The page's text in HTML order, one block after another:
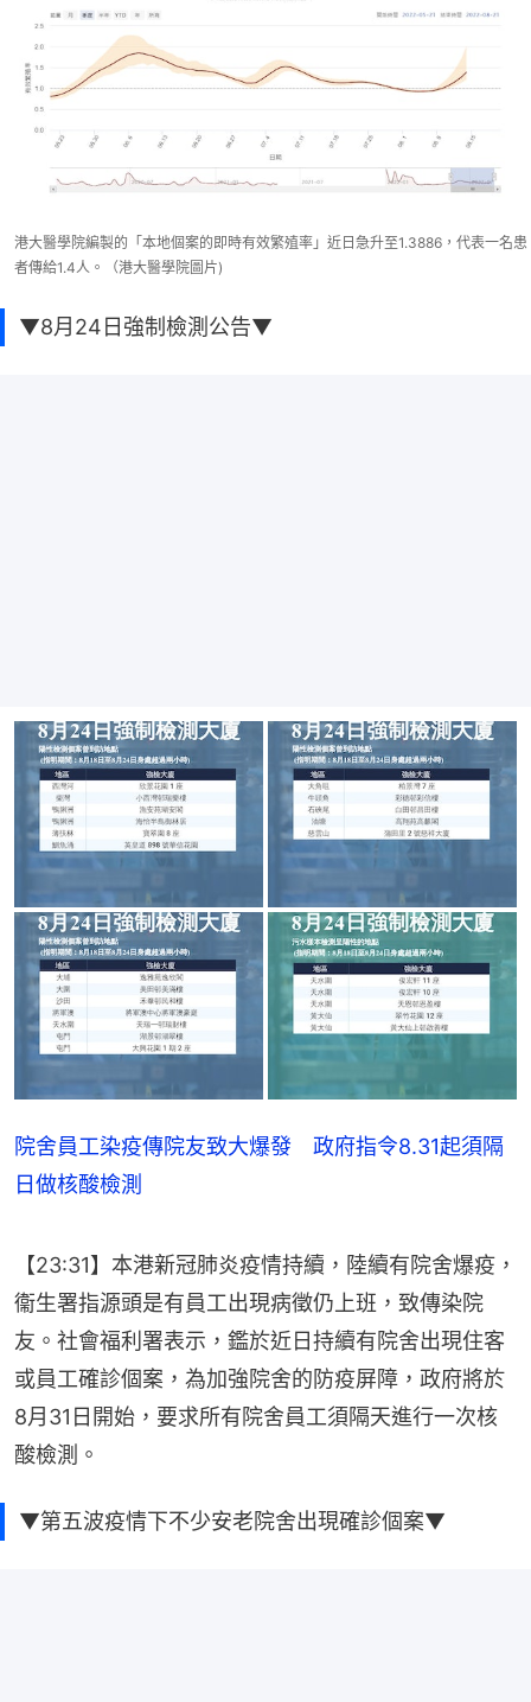
港大醫學院編製的「本地個案的即時有效繁殖率」近日急升至1.3886，代表一名患
者傳給1.4人。（港大醫學院圖片)
▼8月24日強制檢測公告▼
院舍員工染疫傳院友致大爆發 政府指令8.31起須隔
日做核酸檢測
【23:31】本港新冠肺炎疫情持續，陸續有院舍爆疫，
衞生署指源頭是有員工出現病徵仍上班，致傳染院
友。社會福利署表示，鑑於近日持續有院舍出現住客
或員工確診個案，為加強院舍的防疫屏障，政府將於
8月31日開始，要求所有院舍員工須隔天進行一次核
酸檢測。
▼第五波疫情下不少安老院舍出現確診個案▼